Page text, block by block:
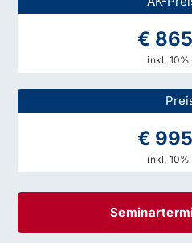
€
inkl. 10%
€
inkl. 10%